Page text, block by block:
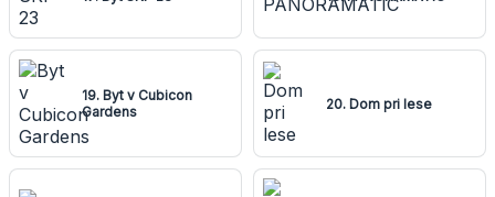
19. Byt v Cubicon
Gardens
20. Dom pri lese